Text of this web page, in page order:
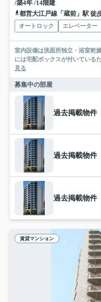
/築4年 /14階建
都営大江戸線「蔵前」駅 徒
オートロック エレベーター
室内設備は洗面所独立・浴室乾
には宅配ボックスが付いている
見る
募集中の部屋
過去掲載物件
過去掲載物件
過去掲載物件
賃貸マンション